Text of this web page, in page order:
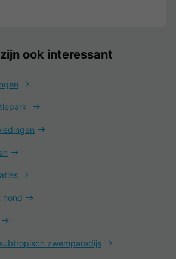
ook interessant
hond
zwemparadijs